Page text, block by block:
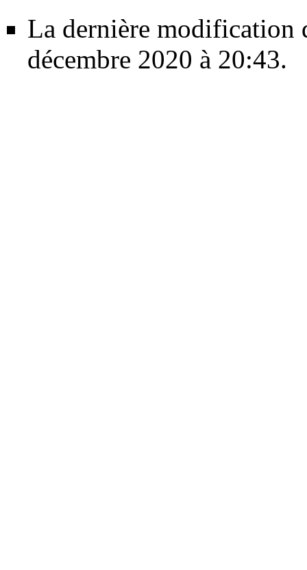
La dernière modification
décembre 2020 à 20:43.